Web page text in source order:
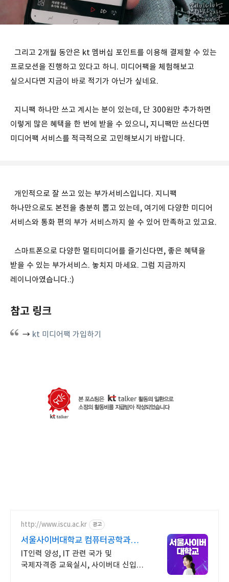
그리고 2개월 동안은 kt 멤버십 포인트를 이용해 결제할 수 있는
프로모션을 진행하고 있다고 하니. 미디어팩을 체험해보고
싶으시다면 지금이 바로 적기가 아닌가 싶네요.
지니팩 하나만 쓰고 계시는 분이 있는데, 단 300원만 추가하면
이렇게 많은 혜택을 한 번에 받을 수 있으니, 지니팩만 쓰신다면
미디어팩 서비스를 적극적으로 고민해보시기 바랍니다.
개인적으로 잘 쓰고 있는 부가서비스입니다. 지니팩
하나만으로도 본전을 충분히 뽑고 있는데, 여기에 다양한 미디어
서비스와 통화 편의 부가 서비스까지 쓸 수 있어 만족하고 있고요.
스마트폰으로 다양한 멀티미디어를 즐기신다면, 좋은 혜택을
받을 수 있는 부가서비스. 놓치지 마세요. 그럼 지금까지
레이니아였습니다.:)
참고 링크
→ kt 미디어팩 가입하기
http://www.iscu.ac.kr 광고
서울사이버대학교 컴퓨터공학과
2026 가을학기 신편입생
IT인력 양성, IT 관련 국가 및
국제자격증 교육실시, 사이버대 신입생